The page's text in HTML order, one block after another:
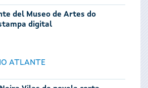
del Museo de Artes do
digital
ATLANTE